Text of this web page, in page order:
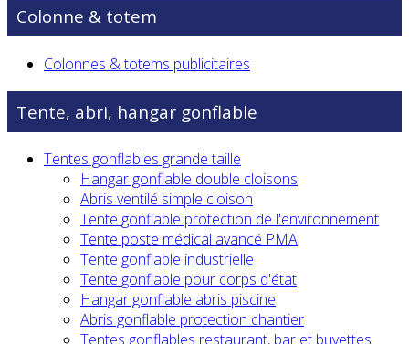
Colonne & totem
Colonnes & totems publicitaires
Tente, abri, hangar gonflable
Tentes gonflables grande taille
Hangar gonflable double cloisons
Abris ventilé simple cloison
Tente gonflable protection de l'environnement
Tente poste médical avancé PMA
Tente gonflable industrielle
Tente gonflable pour corps d'état
Hangar gonflable abris piscine
Abris gonflable protection chantier
Tentes gonflables restaurant, bar et buvettes